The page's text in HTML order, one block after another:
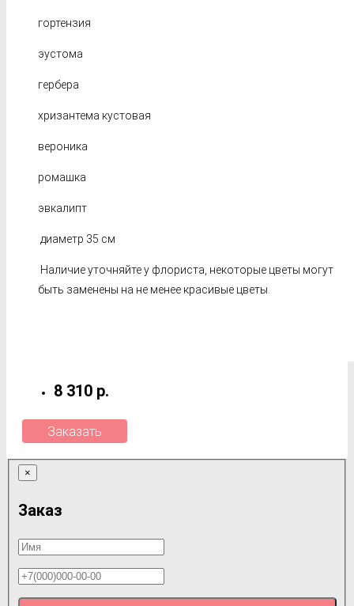
гортензия
эустома
гербера
хризантема кустовая
вероника
ромашка
эвкалипт
диаметр 35 см
Наличие уточняйте у флориста, некоторые цветы могут
быть заменены на не менее красивые цветы.
8 310 р.
Заказать
×
Заказ